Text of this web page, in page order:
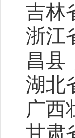
吉林
浙江
昌县
湖北
广西
甘肃